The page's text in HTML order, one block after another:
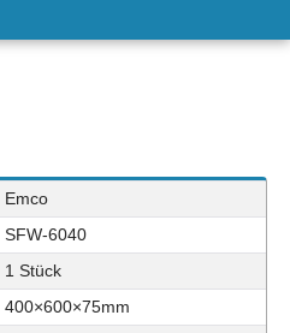
Emco
SFW-6040
1 Stück
400×600×75mm